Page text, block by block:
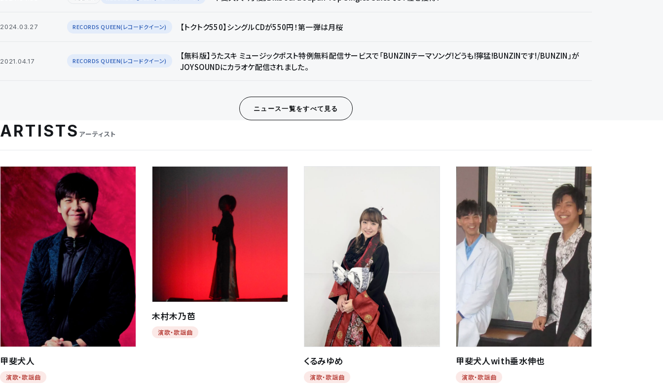
2024.03.27 RECORDS QUEEN(レコードクイーン) 【トクトク550】シングルCDが550円！第一弾は月桜
2021.04.17 RECORDS QUEEN(レコードクイーン)
【無料版】うたスキ ミュージックポスト特例無料配信サービスで「BUNZINテーマソング!どうも!獰猛!BUNZINです!/BUNZIN」が
JOYSOUNDにカラオケ配信されました。
ニュース一覧をすべて見る
ARTISTS アーティスト
甲斐犬人
演歌・歌謡曲
木村木乃芭
演歌・歌謡曲
くるみゆめ
演歌・歌謡曲
甲斐犬人with垂水伸也
演歌・歌謡曲